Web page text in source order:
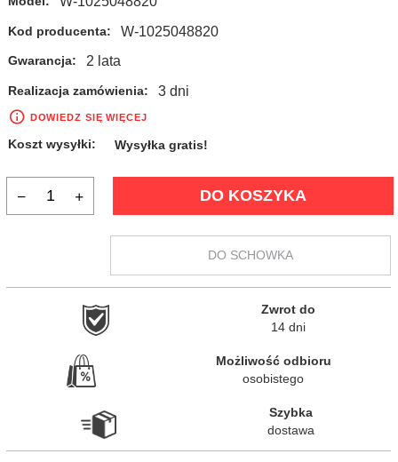
Kod producenta: W-1025048820
Gwarancja: 2 lata
Realizacja zamówienia: 3 dni
DOWIEDZ SIĘ WIĘCEJ
Koszt wysyłki: Wysyłka gratis!
DO KOSZYKA
DO SCHOWKA
Zwrot do
14 dni
Możliwość odbioru
osobistego
Szybka
dostawa